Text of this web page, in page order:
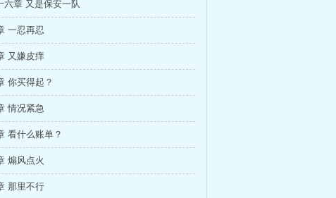
六章 又是保安一队
一忍再忍
又嫌皮痒
你买得起？
情况紧急
看什么账单？
煽风点火
那里不行